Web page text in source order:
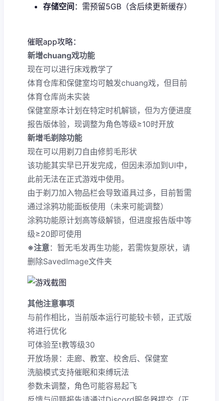
​存储空间​ ​：需预留5GB（含后续更新缓存）
催眠app攻略：
新增chuang戏功能
现在可以进行床戏教学了
体育仓库和保健室均可触发chuang戏，但目前
体育仓库尚未实装
保健室原本计划在特定时机解锁，但为方便进度
报告版体验，现调整为角色等级≥10时开放
新增毛剃除功能
现在可以用剃刀自由修剪毛形状
该功能其实早已开发完成，但因未添加到UI中，
此前无法在正式游戏中使用。
由于剃刀加入物品栏会导致道具过多，目前暂需
通过涂鸦功能面板使用（未来可能调整）
涂鸦功能原计划高等级解锁，但进度报告版中等
级≥20即可使用
※注意：暂无毛发再生功能，若需恢复原状，请
删除SavedImage文件夹
其他注意事项
与前作相比，当前版本运行可能较卡顿，正式版
将进行优化
可体验至t教等级30
开放场景：走廊、教室、校舍后、保健室
洗脑模式支持催眠和束缚玩法
参数未调整，角色可能容易起飞